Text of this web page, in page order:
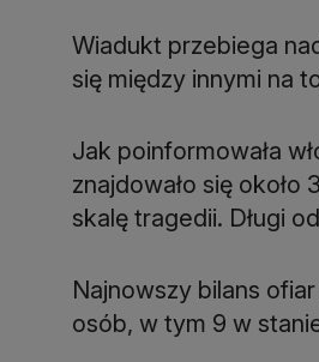
Wiadukt przebiega
się między innymi na
Jak poinformowała
znajdowało się
skalę tragedii. Długi
Najnowszy bilans
osób, w tym 9 w